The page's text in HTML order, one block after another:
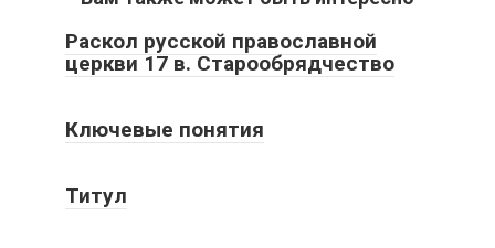
Раскол русской православной
церкви 17 в. Старообрядчество
Ключевые понятия
Титул